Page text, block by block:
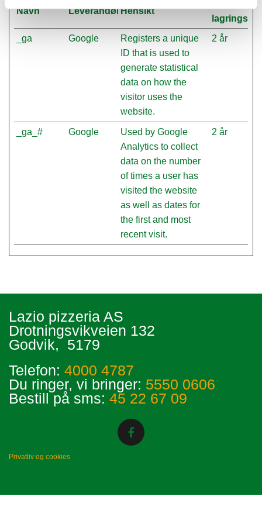
Navn LeverandørHensikt
_ga
Google
Registers a unique
ID that is used to
generate statistical
data on how the
visitor uses the
website.
2 år
_ga_# Google
Used by Google
Analytics to collect
data on the number
of times a user has
visited the website
as well as dates for
the first and most
recent visit.
2 år
Lazio pizzeria AS
Drotningsvikveien 132
Godvik, 5179
Telefon: 4000 4787
Du ringer, vi bringer: 5550 0606
Bestill på sms: 45 22 67 09
Privatliv og cookies